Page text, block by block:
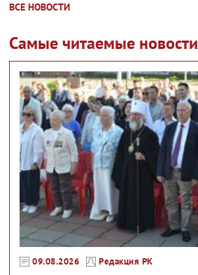
ВСЕ НОВОСТИ
Самые читаемые новости
09.08.2026 Редакция РК